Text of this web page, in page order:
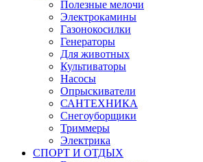
Полезные мелочи
Электрокамины
Газонокосилки
Генераторы
Для животных
Культиваторы
Насосы
Опрыскиватели
САНТЕХНИКА
Снегоуборщики
Триммеры
Электрика
СПОРТ И ОТДЫХ